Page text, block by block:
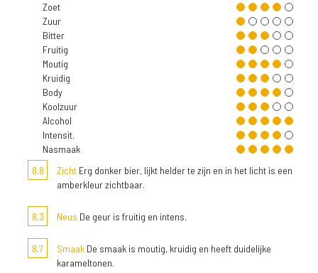
Zoet
Zuur
Bitter
Fruitig
Moutig
Kruidig
Body
Koolzuur
Alcohol
Intensit.
Nasmaak
8,8
Zicht Erg donker bier, lijkt helder te zijn en in het licht is een
amberkleur zichtbaar.
8,3 Neus De geur is fruitig en intens.
8,7 Smaak De smaak is moutig, kruidig en heeft duidelijke
karameltonen.